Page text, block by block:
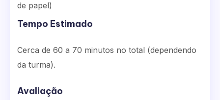
de papel)
Tempo Estimado
Cerca de 60 a 70 minutos no total (dependendo
da turma).
Avaliação